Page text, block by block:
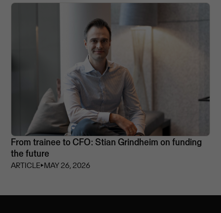
From trainee to CFO: Stian Grindheim on funding
the future
ARTICLE⏵MAY 26, 2026